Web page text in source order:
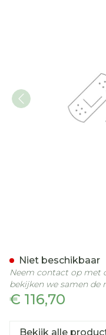
€ 116,70
Niet beschikbaar
Neem contact op met
bekijken we samen de
Bekijk alle